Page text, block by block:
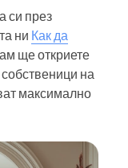
си през
ни Как да
ще откриете
на
максимално